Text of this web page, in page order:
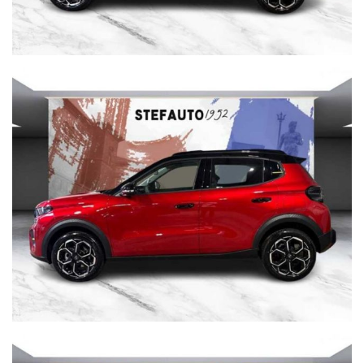
Per info su questa vettura contattare
AUTOPIU’ CONCESSIONARIA CITROEN
PIAZZA VII NOVEMBRE 1944 , 8 40128 BOLOGNA
inserzioni@autopiu.net
AUTOPIU declina ogni responsabilità per eventuali non
conformità relative ad equipaggiamento, omologazioni anti
inquinamento, accessori, ecc. pubblicate nei diversi portali.
Dette informazioni che non rappresentano in alcun modo
un impegno contrattuale in quanto non ci è possibile
intervenire su eventuali errori di stampa.